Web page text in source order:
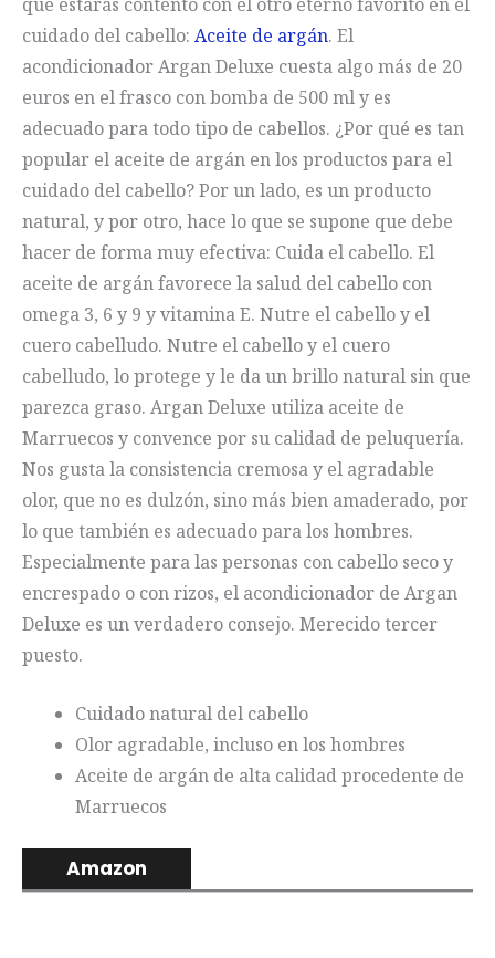
cuidado del cabello: Aceite de argán. El
acondicionador Argan Deluxe cuesta algo más de 20
euros en el frasco con bomba de 500 ml y es
adecuado para todo tipo de cabellos. ¿Por qué es tan
popular el aceite de argán en los productos para el
cuidado del cabello? Por un lado, es un producto
natural, y por otro, hace lo que se supone que debe
hacer de forma muy efectiva: Cuida el cabello. El
aceite de argán favorece la salud del cabello con
omega 3, 6 y 9 y vitamina E. Nutre el cabello y el
cuero cabelludo. Nutre el cabello y el cuero
cabelludo, lo protege y le da un brillo natural sin que
parezca graso. Argan Deluxe utiliza aceite de
Marruecos y convence por su calidad de peluquería.
Nos gusta la consistencia cremosa y el agradable
olor, que no es dulzón, sino más bien amaderado, por
lo que también es adecuado para los hombres.
Especialmente para las personas con cabello seco y
encrespado o con rizos, el acondicionador de Argan
Deluxe es un verdadero consejo. Merecido tercer
puesto.
Cuidado natural del cabello
Olor agradable, incluso en los hombres
Aceite de argán de alta calidad procedente de
Marruecos
Amazon